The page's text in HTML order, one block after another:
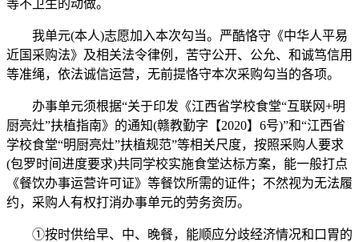
等不卫生的动做。
我单元(本人)志愿加入本次勾当。严酷恪守《中华人平易
近国采购法》及相关法令律例，苦守公开、公允、和诚笃信用
等准绳，依法诚信运营，无前提恪守本次采购勾当的各项。
办事单元须根据“关于印发《江西省学校食堂“互联网+明
厨亮灶”扶植指南》的通知(赣教勤字【2020】6号)”和“江西省
学校食堂“明厨亮灶”扶植规范”等相关尺度，按照采购人要求
(包罗时间进度要求)共同学校实施食堂达标方案，能一般打点
《餐饮办事运营许可证》等餐饮所需的证件；不然视为无法履
约，采购人有权打消办事单元的劳务资历。
①按时供给早、中、晚餐，能顺应分歧经济情况和口胃的